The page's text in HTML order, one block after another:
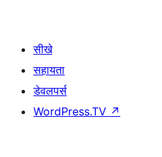
सीखे
सहायता
डेवलपर्स
WordPress.TV ↗